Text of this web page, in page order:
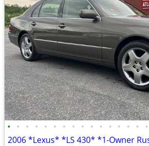
• • • • • • • • • • • • • • • •